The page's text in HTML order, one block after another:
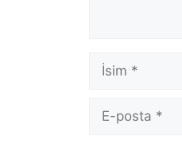
İsim
posta